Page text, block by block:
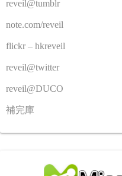
reveil@tumblr
note.com/reveil
flickr – hkreveil
reveil@twitter
reveil@DUCO
補完庫